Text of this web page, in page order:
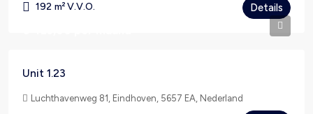
192 m² V.V.O. Details
Unit 1.23
Luchthavenweg 81, Eindhoven, 5657 EA, Nederland